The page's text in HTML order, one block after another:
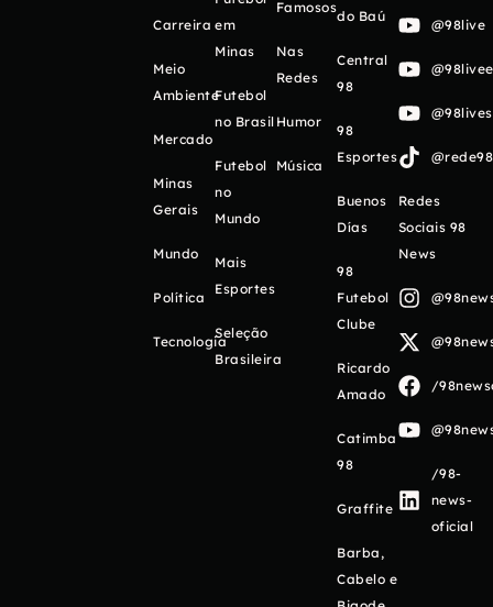
Carreira
Meio
Ambiente
Mercado
Minas
Gerais
Mundo
Política
Tecnologia
em
Minas
Futebol
no Brasil
Futebol
no
Mundo
Mais
Esportes
Seleção
Brasileira
Famosos
Nas
Redes
Humor
Música
do Baú
Central
98
98
Esportes
Buenos
Días
98
Futebol
Clube
Ricardo
Amado
Catimba
98
Graffite
Barba,
Cabelo e
@98live
Redes
Sociais 98
News
/
/98-
news-
oficial